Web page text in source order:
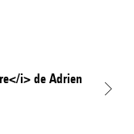
i> de Adrien